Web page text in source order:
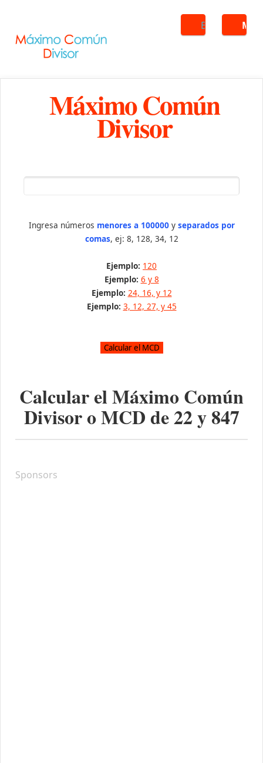
Buscar
Máximo Común
Divisor
Ingresa números menores a 100000y separados por
comas, ej: 8, 128, 34, 12
Ejemplo: 120
Ejemplo: 6 y 8
Ejemplo: 24, 16, y 12
Ejemplo: 3, 12, 27, y 45
Calcular el Máximo Común
Divisor o MCD de22y847
Sponsors